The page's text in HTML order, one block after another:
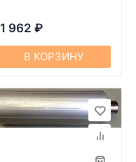
1 962 ₽
В КОРЗИНУ